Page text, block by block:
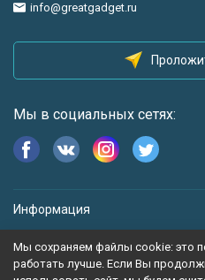
info@greatgadget.ru
Мы в социальных сетях:
Информация
Мы сохраняем файлы cookie: это
работать лучше. Если Вы